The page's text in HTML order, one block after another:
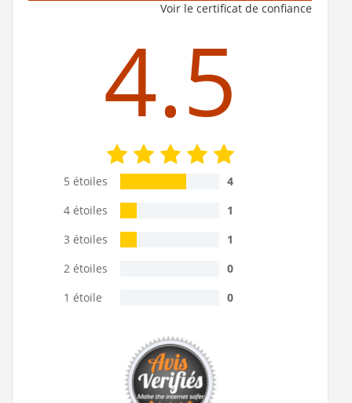
Voir le certificat de confiance
4.5
5 étoiles
4
4 étoiles
1
3 étoiles
1
2 étoiles
0
1 étoile
0